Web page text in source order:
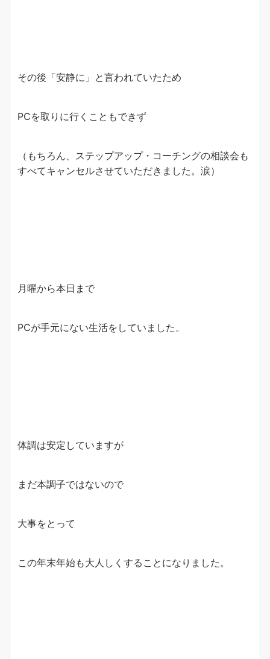
その後「安静に」と言われていたため
PCを取りに行くこともできず
（もちろん、ステップアップ・コーチングの相談会も
すべてキャンセルさせていただきました。涙）
月曜から本日まで
PCが手元にない生活をしていました。
体調は安定していますが
まだ本調子ではないので
大事をとって
この年末年始も大人しくすることになりました。